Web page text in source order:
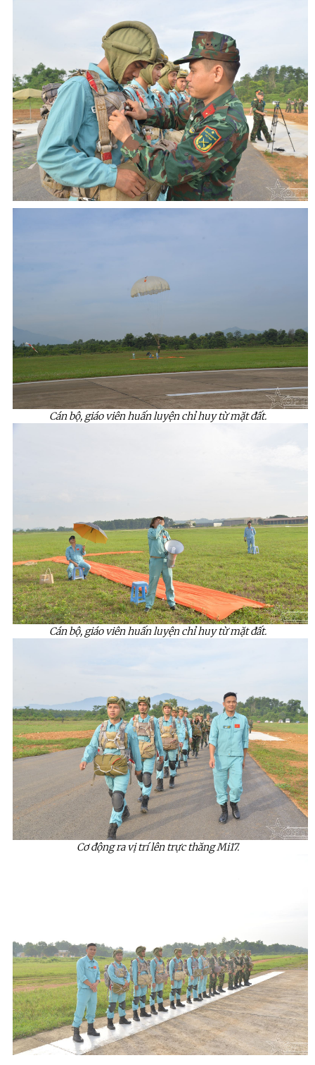
Cán bộ, giáo viên huấn luyện chỉ huy từ mặt đất.
Cán bộ, giáo viên huấn luyện chỉ huy từ mặt đất.
Cơ động ra vị trí lên trực thăng Mi17.